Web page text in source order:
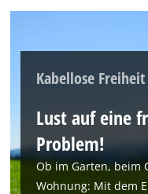
Kabellose Freiheit
Lust auf eine
Problem!
Ob im Garten, beim
Wohnung: Mit dem